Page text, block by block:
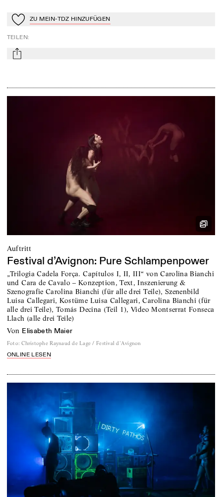
Zu Mein-TdZ hinzufügen
ZU MEIN-TDZ HINZUFÜGEN
TEILEN:
mail
Auftritt
Festival d’Avignon: Pure Schlampenpower
„Trilogia Cadela Força. Capítulos I, II, III“ von Carolina Bianchi
und Cara de Cavalo – Konzeption, Text, Inszenierung &
Szenografie Carolina Bianchi (für alle drei Teile), Szenenbild
Luisa Callegari, Kostüme Luisa Callegari, Carolina Bianchi (für
alle drei Teile), Tomás Decina (Teil 1), Video Montserrat Fonseca
Llach (alle drei Teile)
von Elisabeth Maier
Foto: Christophe Raynaud de Lage / Festival d'Avignon
ONLINE LESEN